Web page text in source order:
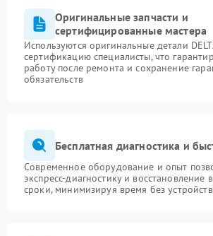
Оригинальные запчасти и
сертифицированные мастера
Используются оригинальные детали
сертификацию специалисты, что
работу после ремонта и сохранение
обязательств
Бесплатная диагностика и
Современное оборудование и опыт
экспресс-диагностику и восстановление
сроки, минимизируя время без